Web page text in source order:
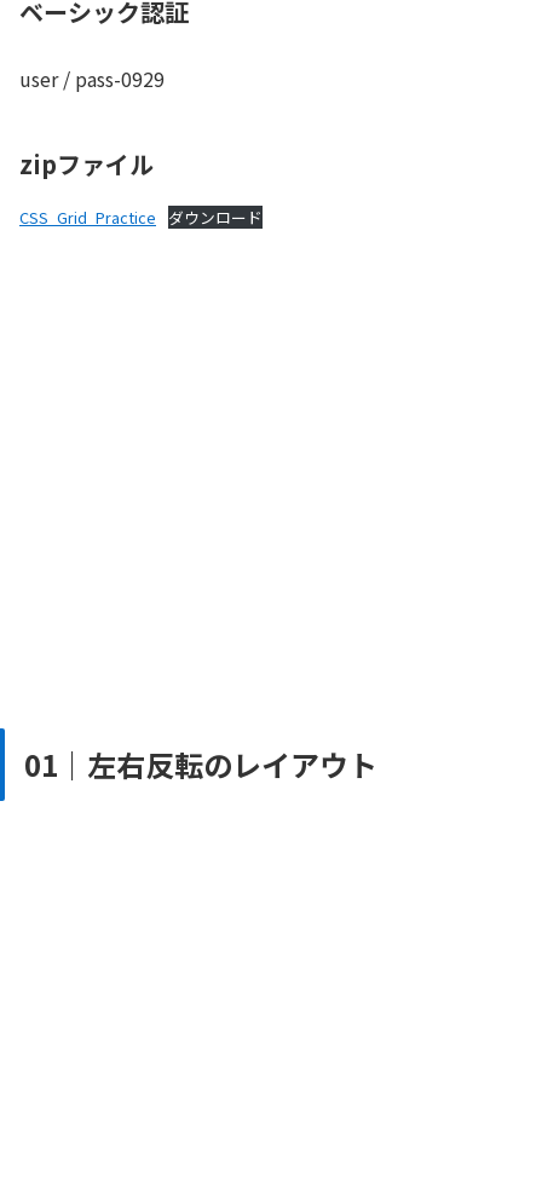
ベーシック認証
user / pass-0929
zipファイル
CSS_Grid_Practice ダウンロード
01｜左右反転のレイアウト